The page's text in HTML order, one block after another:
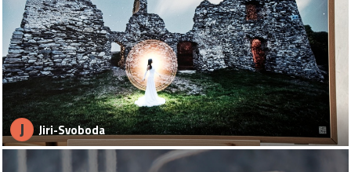
J Jiri-Svoboda